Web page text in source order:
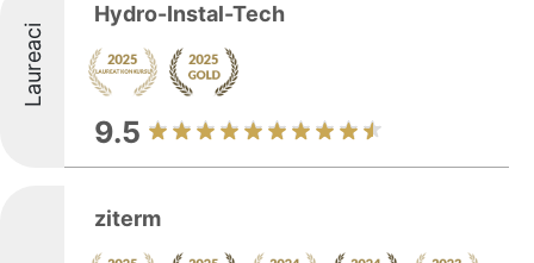
Laureaci
Hydro-Instal-Tech
9.5
ziterm